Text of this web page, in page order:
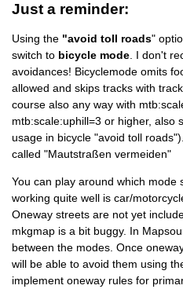
Just a reminder:
Using the "avoid toll roads"
switch to bicycle mode . I don't
avoidances! Bicyclemode omits
allowed and skips tracks with
course also any way with
mtb:scale:uphill=3 or higher, also
usage in bicycle "avoid toll
called "Mautstraßen vermeiden"
You can play around which mode
working quite well is car/
Oneway streets are not yet
mkgmap is a bit buggy. In
between the modes. Once
will be able to avoid them using
implement oneway rules for